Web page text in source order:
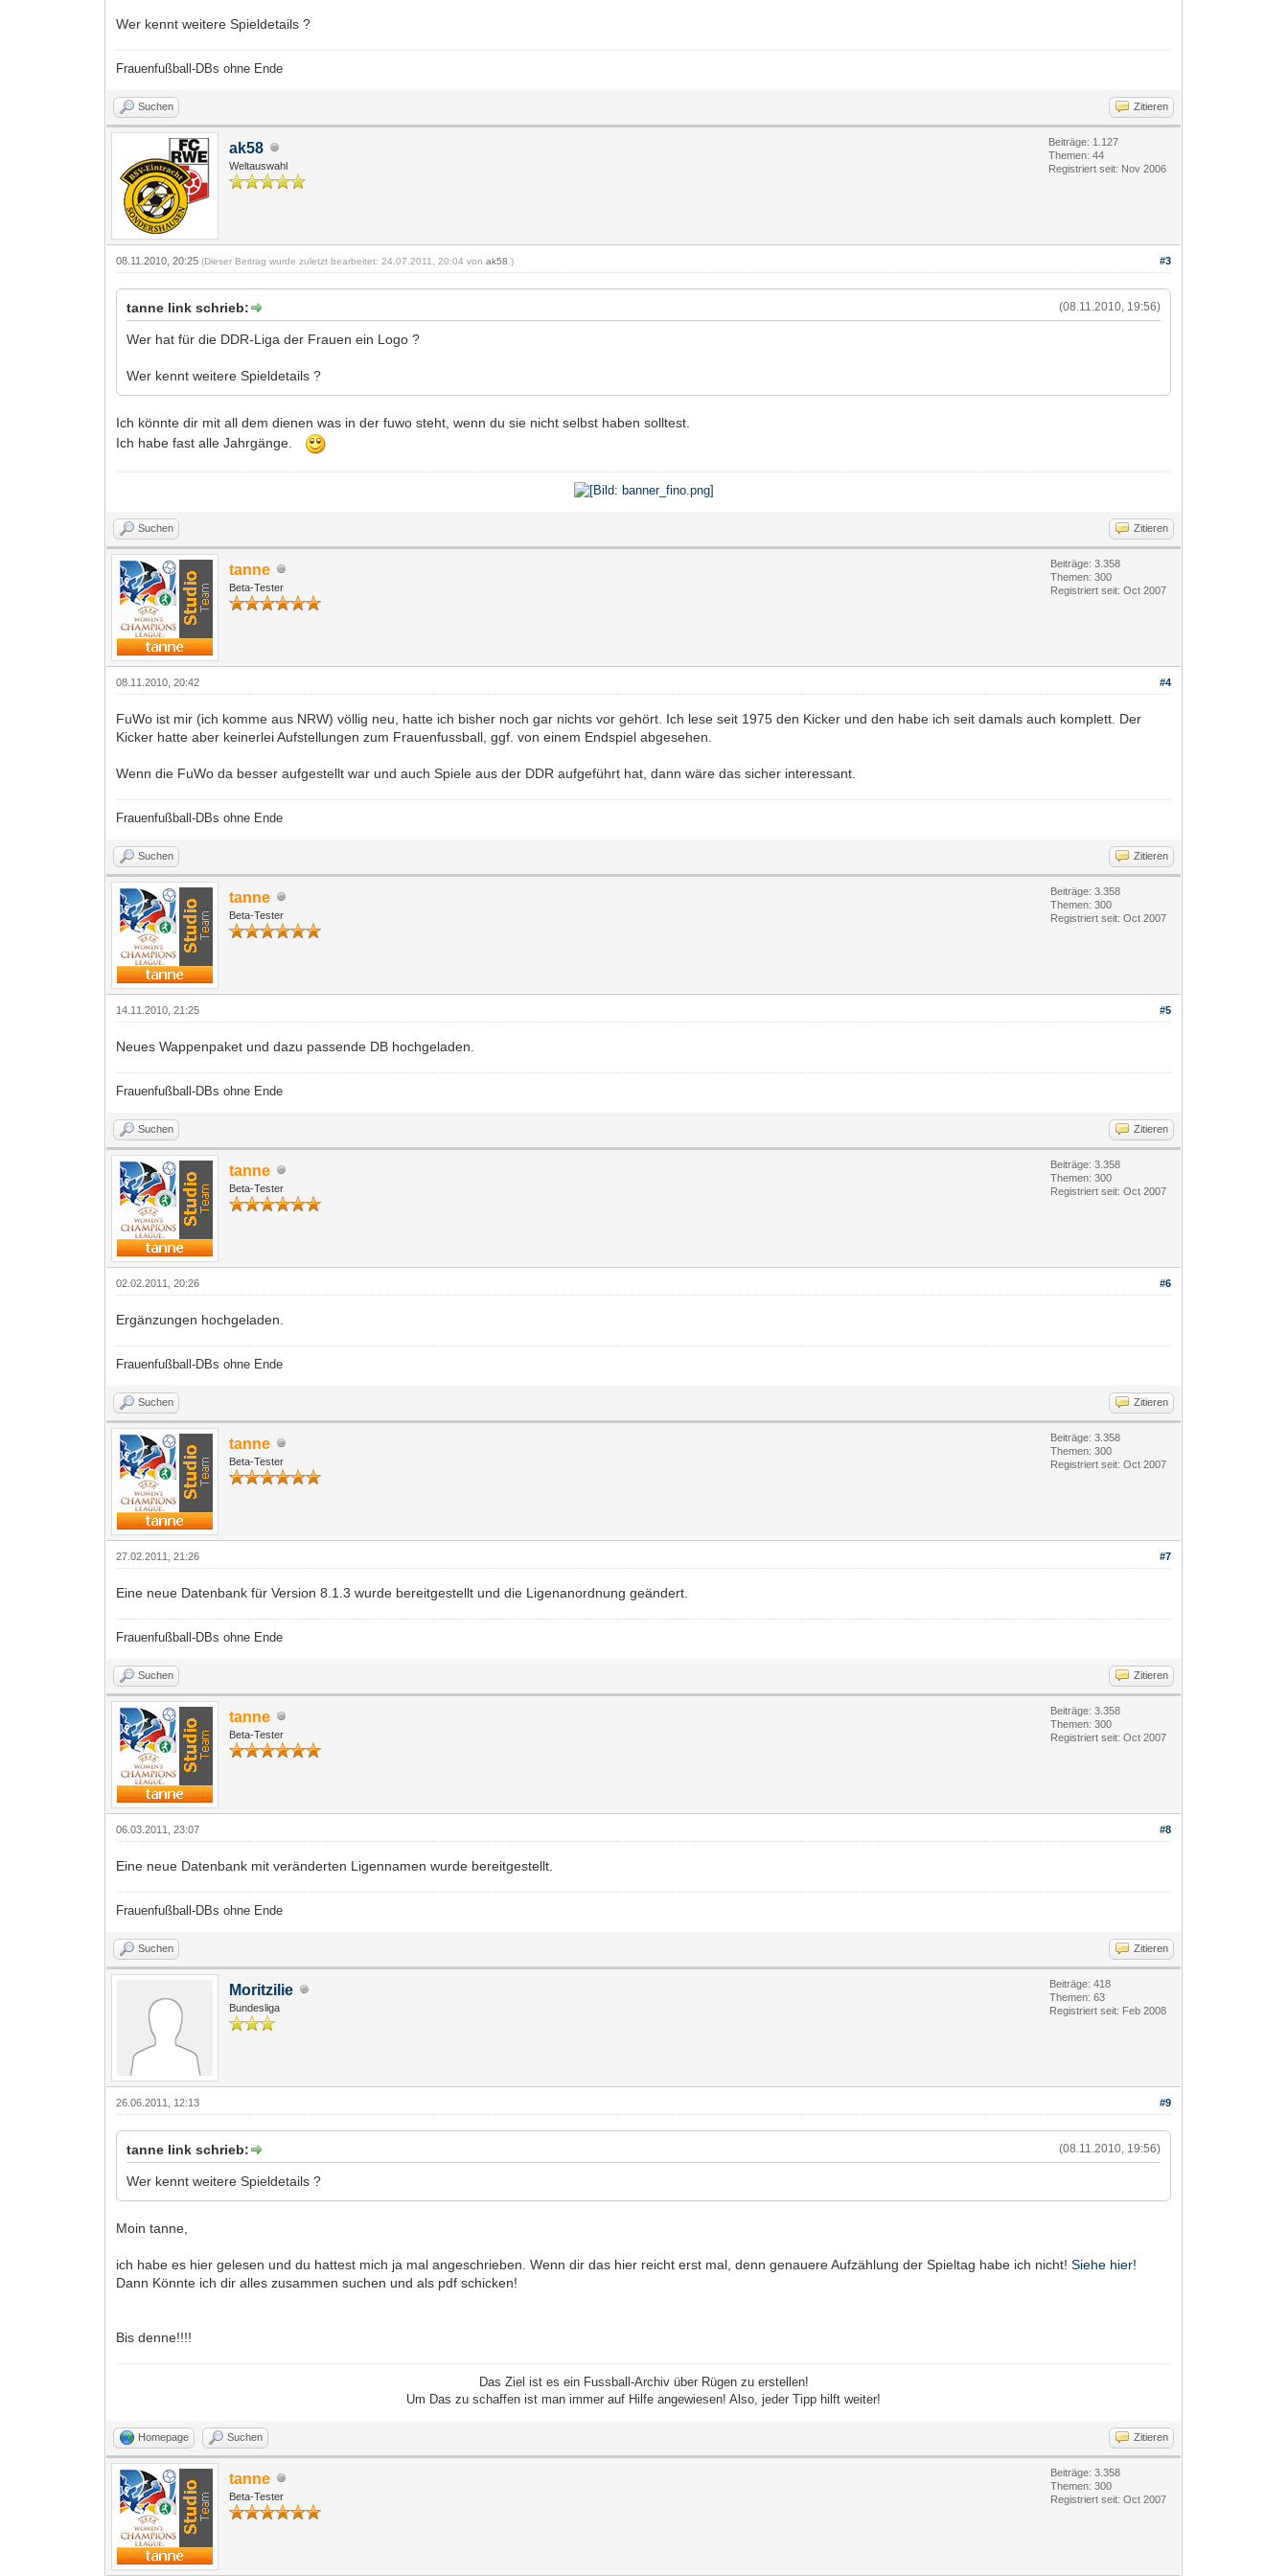
Wer kennt weitere Spieldetails ?
Frauenfußball-DBs ohne Ende
Suchen Zitieren
ak58
Weltauswahl
Beiträge: 1.127
Themen: 44
Registriert seit: Nov 2006
#3
08.11.2010, 20:25(Dieser Beitrag wurde zuletzt bearbeitet: 24.07.2011, 20:04 vonak58 .)
(08.11.2010, 19:56)
tanne link schrieb:
Wer hat für die DDR-Liga der Frauen ein Logo ?
Wer kennt weitere Spieldetails ?
Ich könnte dir mit all dem dienen was in der fuwo steht, wenn du sie nicht selbst haben solltest.
Ich habe fast alle Jahrgänge.
Suchen Zitieren
tanne
Beta-Tester
Beiträge: 3.358
Themen: 300
Registriert seit: Oct 2007
#4
08.11.2010, 20:42
FuWo ist mir (ich komme aus NRW) völlig neu, hatte ich bisher noch gar nichts vor gehört. Ich lese seit 1975 den Kicker und den habe ich seit damals auch komplett. Der
Kicker hatte aber keinerlei Aufstellungen zum Frauenfussball, ggf. von einem Endspiel abgesehen.
Wenn die FuWo da besser aufgestellt war und auch Spiele aus der DDR aufgeführt hat, dann wäre das sicher interessant.
Frauenfußball-DBs ohne Ende
Suchen Zitieren
tanne
Beta-Tester
Beiträge: 3.358
Themen: 300
Registriert seit: Oct 2007
#5
14.11.2010, 21:25
Neues Wappenpaket und dazu passende DB hochgeladen.
Frauenfußball-DBs ohne Ende
Suchen Zitieren
tanne
Beta-Tester
Beiträge: 3.358
Themen: 300
Registriert seit: Oct 2007
#6
02.02.2011, 20:26
Ergänzungen hochgeladen.
Frauenfußball-DBs ohne Ende
Suchen Zitieren
tanne
Beta-Tester
Beiträge: 3.358
Themen: 300
Registriert seit: Oct 2007
#7
27.02.2011, 21:26
Eine neue Datenbank für Version 8.1.3 wurde bereitgestellt und die Ligenanordnung geändert.
Frauenfußball-DBs ohne Ende
Suchen Zitieren
tanne
Beta-Tester
Beiträge: 3.358
Themen: 300
Registriert seit: Oct 2007
#8
06.03.2011, 23:07
Eine neue Datenbank mit veränderten Ligennamen wurde bereitgestellt.
Frauenfußball-DBs ohne Ende
Suchen Zitieren
Moritzilie
Bundesliga
Beiträge: 418
Themen: 63
Registriert seit: Feb 2008
#9
26.06.2011, 12:13
(08.11.2010, 19:56)
tanne link schrieb:
Wer kennt weitere Spieldetails ?
Moin tanne,
ich habe es hier gelesen und du hattest mich ja mal angeschrieben. Wenn dir das hier reicht erst mal, denn genauere Aufzählung der Spieltag habe ich nicht!Siehe hier!
Dann Könnte ich dir alles zusammen suchen und als pdf schicken!
Bis denne!!!!
Das Ziel ist es ein Fussball-Archiv über Rügen zu erstellen!
Um Das zu schaffen ist man immer auf Hilfe angewiesen! Also, jeder Tipp hilft weiter!
Homepage Suchen Zitieren
tanne
Beta-Tester
Beiträge: 3.358
Themen: 300
Registriert seit: Oct 2007